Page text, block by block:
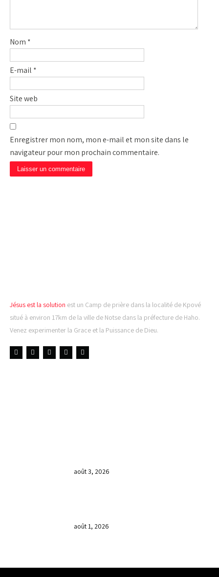
Nom *
E-mail *
Site web
Enregistrer mon nom, mon e-mail et mon site dans le
navigateur pour mon prochain commentaire.
Jésus est la solution est un Camp de prière dans la localité de Kpové
situé à environ 17km de la ville de Notse dans la préfecture de Haho.
Venez experimenter la Grace et la Puissance de Dieu.
août 3, 2026
août 1, 2026